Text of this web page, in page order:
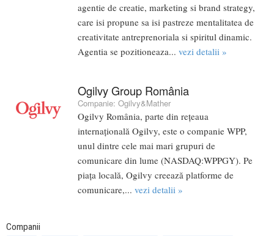
agentie de creatie, marketing si brand strategy,
care isi propune sa isi pastreze mentalitatea de
creativitate antreprenoriala si spiritul dinamic.
Agentia se pozitioneaza... vezi detalii »
Ogilvy Group România
Companie: Ogilvy&Mather
Ogilvy România, parte din rețeaua
internațională Ogilvy, este o companie WPP,
unul dintre cele mai mari grupuri de
comunicare din lume (NASDAQ:WPPGY). Pe
piața locală, Ogilvy creează platforme de
comunicare,... vezi detalii »
Companii